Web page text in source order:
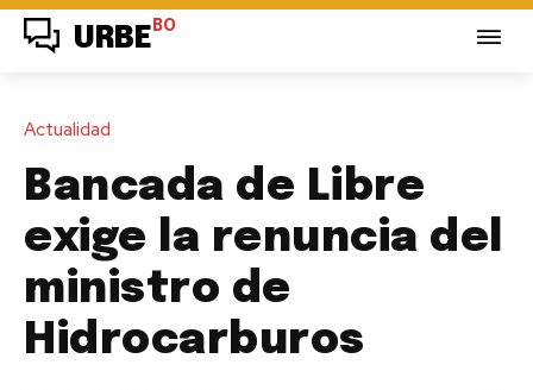
URBE BO
Actualidad
Bancada de Libre
exige la renuncia del
ministro de
Hidrocarburos